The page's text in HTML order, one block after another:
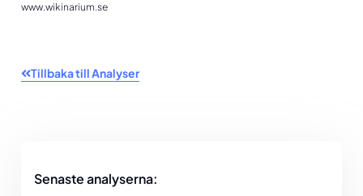
www.wikinarium.se
Tillbaka till Analyser
Senaste analyserna: